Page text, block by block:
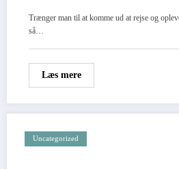
Trænger man til at komme ud at rejse og
så…
Læs mere
Uncategorized